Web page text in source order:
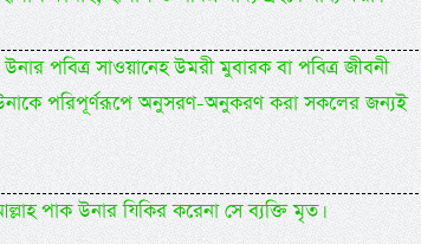
পবিত্র সাওয়ানেহ উমরী মুবারক বা পবিত্র জীবনী
উনাকে পরিপূর্ণরূপে অনুসরণ-অনুকরণ করা সকলের জন্যই
পাক উনার যিকির করেনা সে ব্যক্তি মৃত।